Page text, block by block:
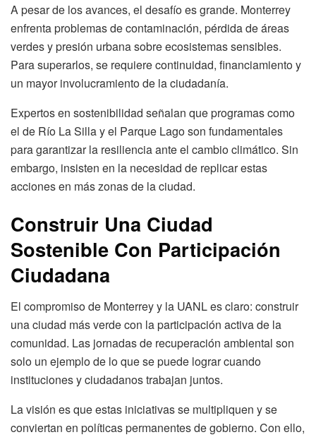
A pesar de los avances, el desafío es grande. Monterrey
enfrenta problemas de contaminación, pérdida de áreas
verdes y presión urbana sobre ecosistemas sensibles.
Para superarlos, se requiere continuidad, financiamiento y
un mayor involucramiento de la ciudadanía.
Expertos en sostenibilidad señalan que programas como
el de Río La Silla y el Parque Lago son fundamentales
para garantizar la resiliencia ante el cambio climático. Sin
embargo, insisten en la necesidad de replicar estas
acciones en más zonas de la ciudad.
Construir Una Ciudad
Sostenible Con Participación
Ciudadana
El compromiso de Monterrey y la UANL es claro: construir
una ciudad más verde con la participación activa de la
comunidad. Las jornadas de recuperación ambiental son
solo un ejemplo de lo que se puede lograr cuando
instituciones y ciudadanos trabajan juntos.
La visión es que estas iniciativas se multipliquen y se
conviertan en políticas permanentes de gobierno. Con ello,